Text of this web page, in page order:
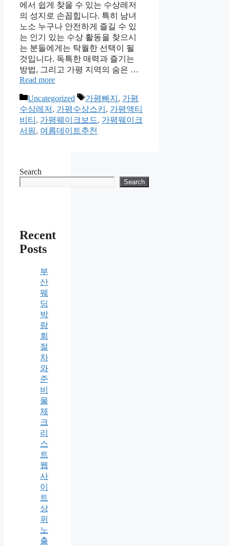
에서 쉽게 찾을 수 있는 수상레저
의 성지로 손꼽힙니다. 특히 남녀
노소 누구나 안전하게 즐길 수 있
는 인기 있는 수상 활동을 찾으시
는 분들에게는 탁월한 선택이 될
것입니다. 독특한 매력과 즐기는
방법, 그리고 가평 지역의 숨은 …
Read more
Categories
Uncategorized Tags
가평빠지 , 가평
수상레저 , 가평수상스키 , 가평액티
비티 , 가평웨이크보드, 가평웨이크
서핑, 여름데이트추천
Search
Search
Recent
Posts
부
산
웨
딩
박
람
회
절
차
와
준
비
물
체
크
리
스
트
웹
사
이
트
상
위
노
출